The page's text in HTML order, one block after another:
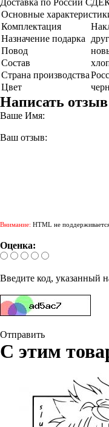
Доставка по России
Основные
Комплектация
Назначение подарка
Повод
Состав
Страна производства
Цвет
Написать отзыв
Ваше Имя:
Ваш отзыв:
Внимание: HTML не
Оценка:
Введите код, указанный
Отправить
С этим